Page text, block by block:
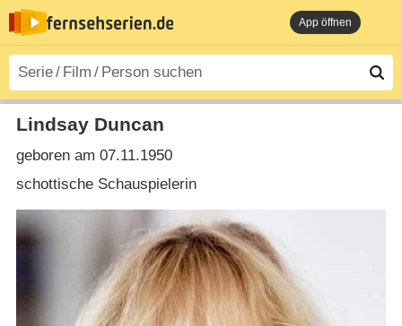
App öffnen
Lindsay Duncan
geboren am 07.11.1950
schottische Schauspielerin